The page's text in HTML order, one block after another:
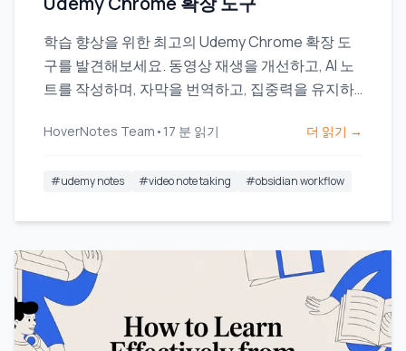
학습 향상을 위한 최고의 Udemy Chrome 확장 도
구를 발견해보세요. 동영상 재생을 개선하고, AI 노
트를 작성하며, 자막을 번역하고, 집중력을 유지하
HoverNotes Team • 17 분 읽기 더 읽기 →
#udemy notes #video note taking #obsidian workflow